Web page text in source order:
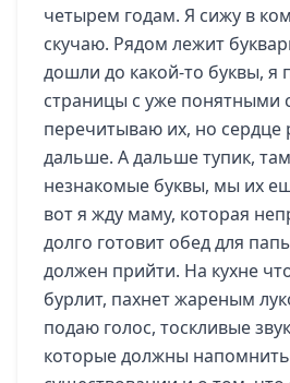
четырем годам. Я сижу в
скучаю. Рядом лежит
дошли до какой-то буквы, я
страницы с уже понятными
перечитываю их, но сердце
дальше. А дальше тупик,
незнакомые буквы, мы их
вот я жду маму, которая
долго готовит обед для
должен прийти. На кухне
бурлит, пахнет жареным
подаю голос, тоскливые
которые должны